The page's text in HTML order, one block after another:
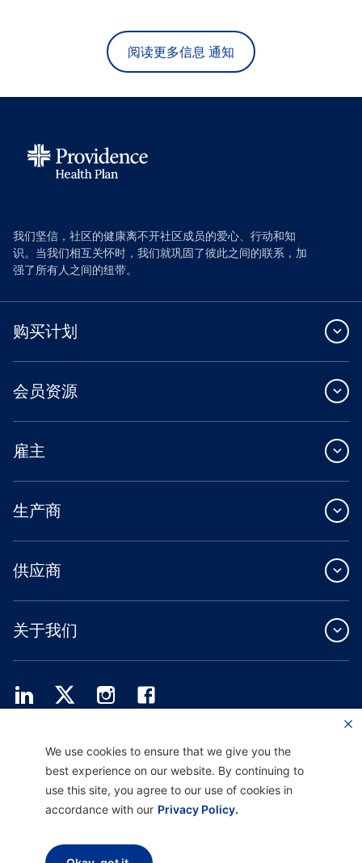
阅读更多信息 通知
我们坚信，社区的健康离不开社区成员的爱心、行动和知
识。当我们相互关怀时，我们就巩固了彼此之间的联系，加
强了所有人之间的纽带。
购买计划
会员资源
雇主
生产商
供应商
关于我们
Providence Health Plan 提供商业团体、个人健康保障和 ASO 服务。
Providence Health Assurance 是一家 HMO、HMO-POS 和 HMO SNP，与
Medicare 和俄勒冈州健康计划签有合同。Providence Health Assurance 的注册取决
于合同续约。
免责声明 |非歧视和沟通协助 | 隐私惯例通知
We use cookies to ensure that we give you the
best experience on our website. By continuing to
use this site, you agree to our use of cookies in
accordance with our Privacy Policy.